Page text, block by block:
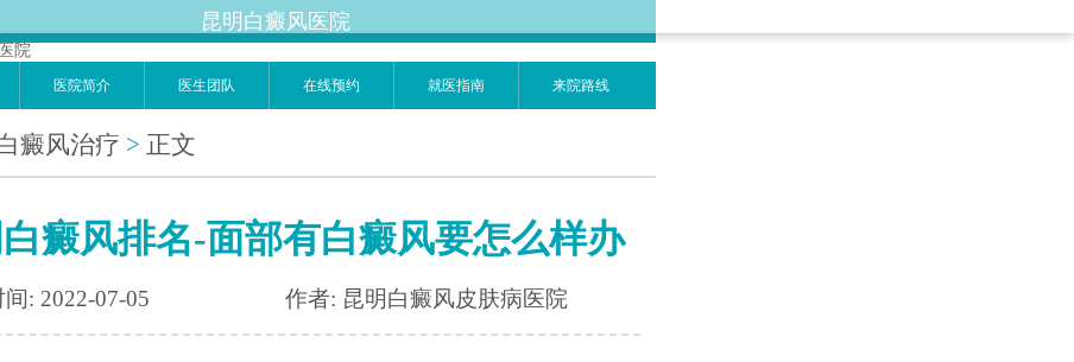
昆明白癜风医院
医院简介 医生团队 在线预约 就医指南 来院路线
癜风治疗 > 正文
癜风排名-面部有白癜风要怎么样办
间: 2022-07-05 作者: 昆明白癜风皮肤病医院